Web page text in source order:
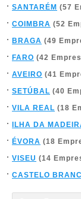
SANTARÉM (57
COIMBRA (52
BRAGA (49
FARO (42
AVEIRO (41
SETÚBAL (40
VILA REAL (18
ILHA DA
ÉVORA (18
VISEU (14
CASTELO